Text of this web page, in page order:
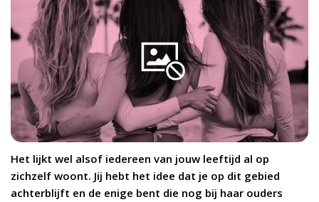
Het lijkt wel alsof iedereen van jouw leeftijd al op
zichzelf woont. Jij hebt het idee dat je op dit gebied
achterblijft en de enige bent die nog bij haar ouders